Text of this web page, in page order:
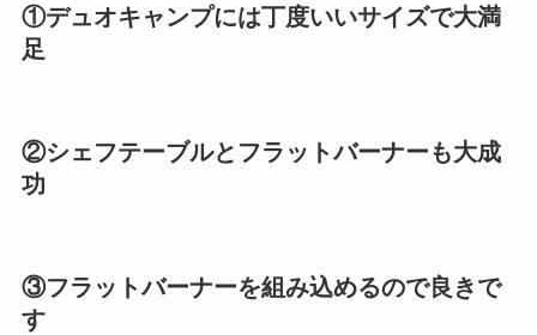
①デュオキャンプには丁度いいサイズで大満
足
②シェフテーブルとフラットバーナーも大成
功
③フラットバーナーを組み込めるので良きで
す